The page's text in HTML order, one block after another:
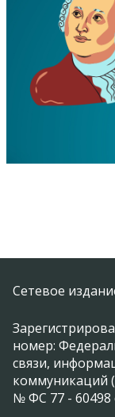
Сетевое
номер:
связи,
коммуникаций
№ ФС 77 - 60498